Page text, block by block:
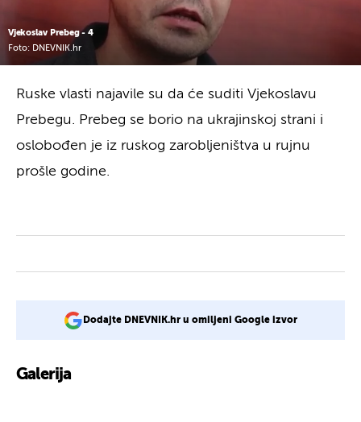
Vjekoslav Prebeg - 4
Foto: DNEVNIK.hr
Ruske vlasti najavile su da će suditi Vjekoslavu
Prebegu. Prebeg se borio na ukrajinskoj strani i
oslobođen je iz ruskog zarobljeništva u rujnu
prošle godine.
Dodajte DNEVNIK.hr u omiljeni Google izvor
Galerija